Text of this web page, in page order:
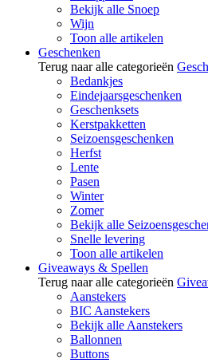
Bekijk alle Snoep
Wijn
Toon alle artikelen
Geschenken
Terug naar alle categorieën
Bedankjes
Eindejaarsgeschenken
Geschenksets
Kerstpakketten
Seizoensgeschenken
Herfst
Lente
Pasen
Winter
Zomer
Bekijk alle
Snelle levering
Toon alle artikelen
Giveaways & Spellen
Terug naar alle categorieën
Aanstekers
BIC Aanstekers
Bekijk alle Aanstekers
Ballonnen
Buttons